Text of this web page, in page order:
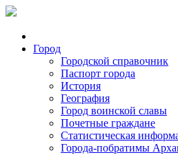
Город
Городской справочник
Паспорт города
История
География
Город воинской славы
Почетные граждане
Статистическая
Города-побратимы